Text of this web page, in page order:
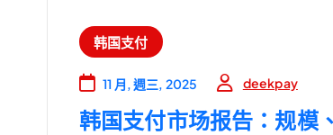
韩国支付
11 月, 週三, 2025 deekpay
韩国支付市场报告：规模